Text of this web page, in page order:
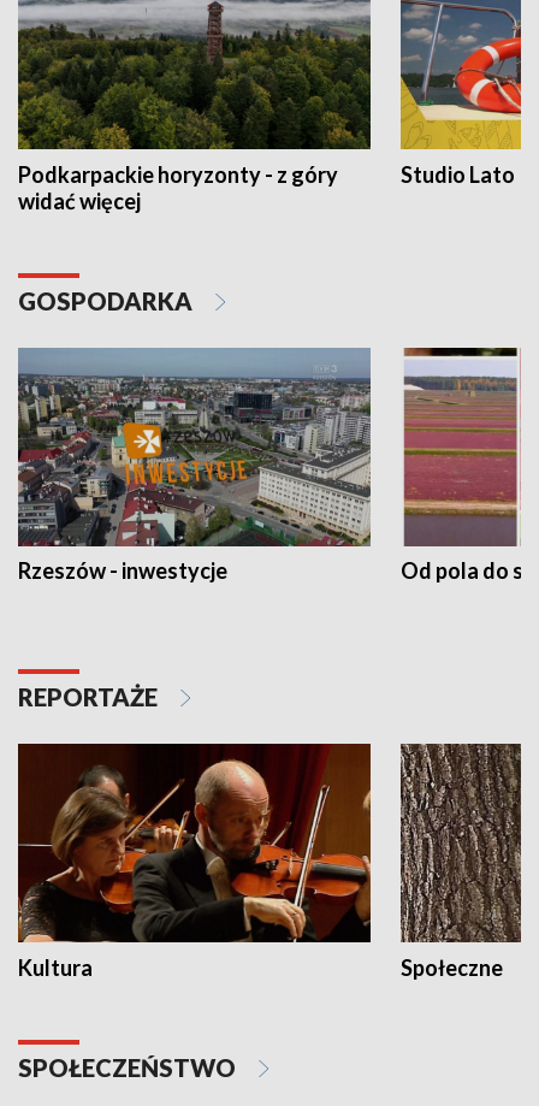
Podkarpackie horyzonty - z góry
widać więcej
Studio Lato
GOSPODARKA
Rzeszów - inwestycje Od pola do
REPORTAŻE
Kultura Społeczne
SPOŁECZEŃSTWO